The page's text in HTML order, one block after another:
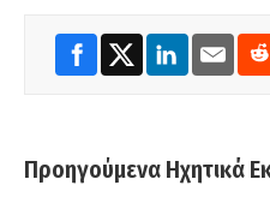
Προηγούμενα Ηχητικά